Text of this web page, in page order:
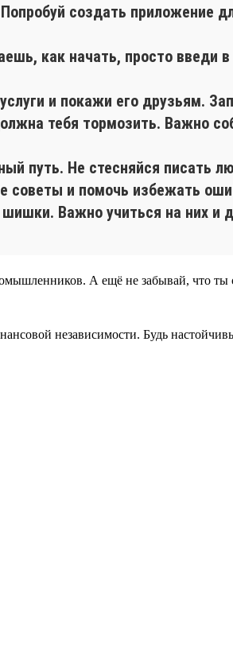
создать приложение
как начать, просто введи
и покажи его друзьям.
тебя тормозить. Важно
путь. Не стесняйся писать
советы и помочь избежать
Важно учиться на них и
А ещё не забывай, что ты
независимости. Будь